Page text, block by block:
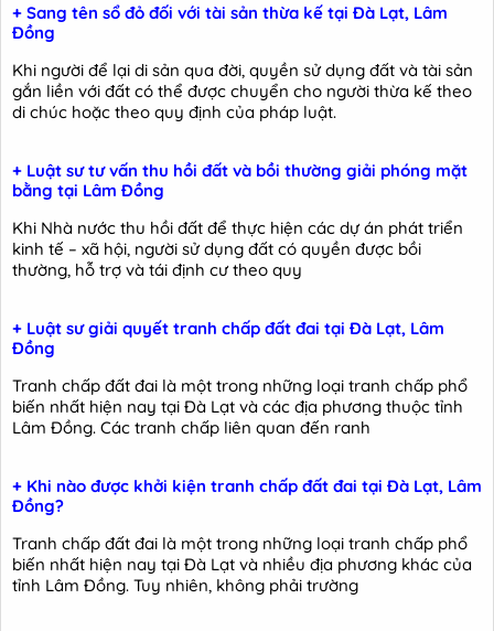
+ Sang tên sổ đỏ đối với tài sản thừa kế tại Đà Lạt, Lâm
Đồng
Khi người để lại di sản qua đời, quyền sử dụng đất và tài sản
gắn liền với đất có thể được chuyển cho người thừa kế theo
di chúc hoặc theo quy định của pháp luật.
+ Luật sư tư vấn thu hồi đất và bồi thường giải phóng mặt
bằng tại Lâm Đồng
Khi Nhà nước thu hồi đất để thực hiện các dự án phát triển
kinh tế – xã hội, người sử dụng đất có quyền được bồi
thường, hỗ trợ và tái định cư theo quy
+ Luật sư giải quyết tranh chấp đất đai tại Đà Lạt, Lâm
Đồng
Tranh chấp đất đai là một trong những loại tranh chấp phổ
biến nhất hiện nay tại Đà Lạt và các địa phương thuộc tỉnh
Lâm Đồng. Các tranh chấp liên quan đến ranh
+ Khi nào được khởi kiện tranh chấp đất đai tại Đà Lạt, Lâm
Đồng?
Tranh chấp đất đai là một trong những loại tranh chấp phổ
biến nhất hiện nay tại Đà Lạt và nhiều địa phương khác của
tỉnh Lâm Đồng. Tuy nhiên, không phải trường